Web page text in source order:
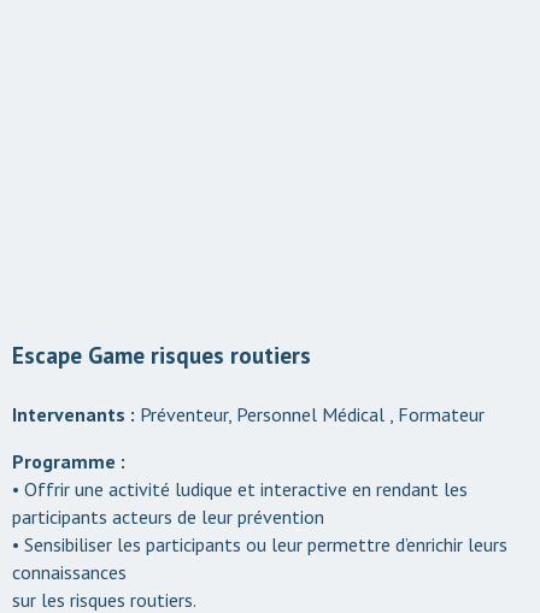
Escape Game risques routiers
Intervenants : Préventeur, Personnel Médical , Formateur
Programme :
• Offrir une activité ludique et interactive en rendant les
participants acteurs de leur prévention
• Sensibiliser les participants ou leur permettre d’enrichir leurs
connaissances
sur les risques routiers.